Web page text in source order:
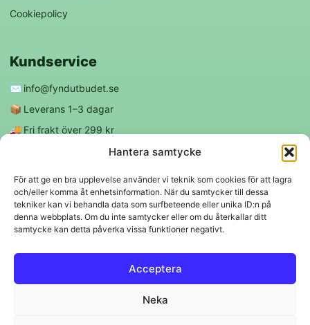
Hantera samtycke
För att ge en bra upplevelse använder vi teknik som cookies för att lagra
och/eller komma åt enhetsinformation. När du samtycker till dessa
tekniker kan vi behandla data som surfbeteende eller unika ID:n på
denna webbplats. Om du inte samtycker eller om du återkallar ditt
samtycke kan detta påverka vissa funktioner negativt.
Acceptera
Neka
Cookiepolicy
Kundservice
✉️ info@fyndutbudet.se
📦 Leverans 1–3 dagar
🚚 Fri frakt över 299 kr
Följ oss
f ◎
Trygga betalningar
Swish